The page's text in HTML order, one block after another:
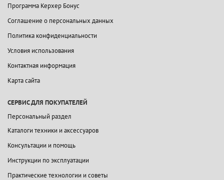
Программа Керхер Бонус
Соглашение о персональных данных
Политика конфиденциальности
Условия использования
Контактная информация
Карта сайта
СЕРВИС ДЛЯ ПОКУПАТЕЛЕЙ
Персональный раздел
Каталоги техники и аксессуаров
Консультации и помощь
Инструкции по эксплуатации
Практические технологии и советы